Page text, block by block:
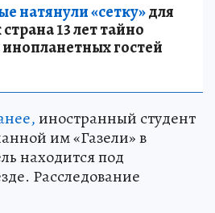
натянули «сетку»для
13 лет тайно
инопланетных гостей
иностранный студент
им «Газели» в
находится под
Расследование